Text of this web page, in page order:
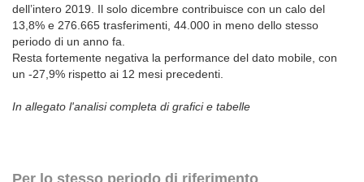
dell’intero 2019. Il solo dicembre contribuisce con un calo del
13,8% e 276.665 trasferimenti, 44.000 in meno dello stesso
periodo di un anno fa.
Resta fortemente negativa la performance del dato mobile, con
un -27,9% rispetto ai 12 mesi precedenti.
In allegato l'analisi completa di grafici e tabelle
Per lo stesso periodo di riferimento